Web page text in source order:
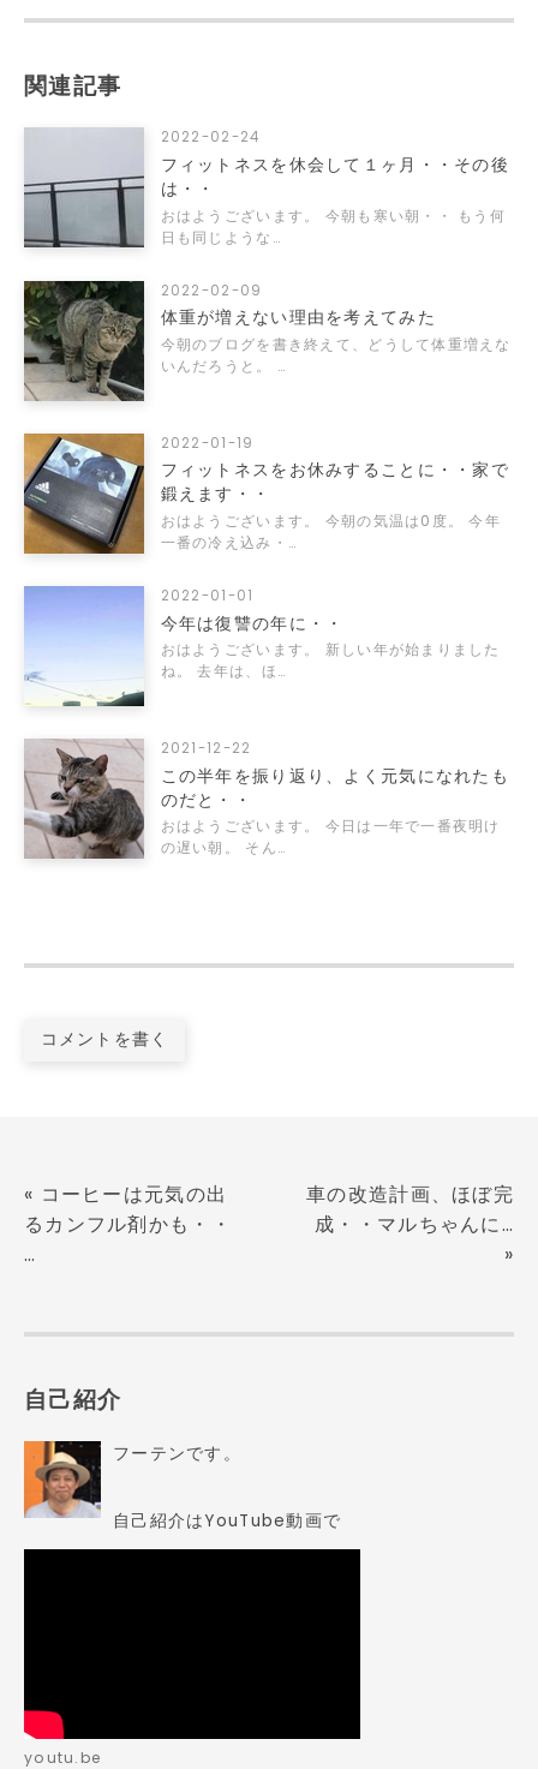
関連記事
2022-02-24
フィットネスを休会して１ヶ月・・その後
は・・
おはようございます。 今朝も寒い朝・・ もう何
日も同じような…
2022-02-09
体重が増えない理由を考えてみた
今朝のブログを書き終えて、どうして体重増えな
いんだろうと。 …
2022-01-19
フィットネスをお休みすることに・・家で
鍛えます・・
おはようございます。 今朝の気温は0度。 今年
一番の冷え込み・…
2022-01-01
今年は復讐の年に・・
おはようございます。 新しい年が始まりました
ね。 去年は、ほ…
2021-12-22
この半年を振り返り、よく元気になれたも
のだと・・
おはようございます。 今日は一年で一番夜明け
の遅い朝。 そん…
コメントを書く
« コーヒーは元気の出
るカンフル剤かも・・
…
車の改造計画、ほぼ完
成・・マルちゃんに…
»
自己紹介
フーテンです。
自己紹介はYouTube動画で
youtu.be